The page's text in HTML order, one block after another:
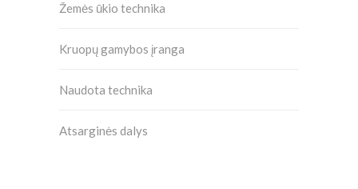
Žemės ūkio technika
Kruopų gamybos įranga
Naudota technika
Atsarginės dalys